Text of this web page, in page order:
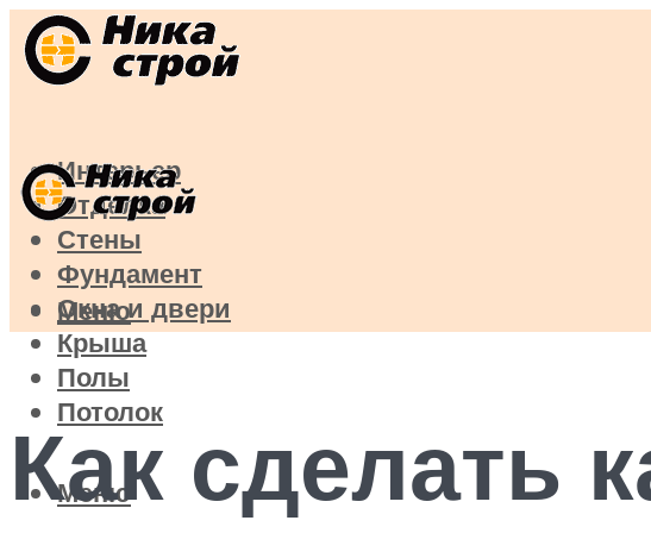
Интерьер
Отделка
Стены
Фундамент
Окна и двери
Крыша
Полы
Потолок
Меню
Меню
Как сделать